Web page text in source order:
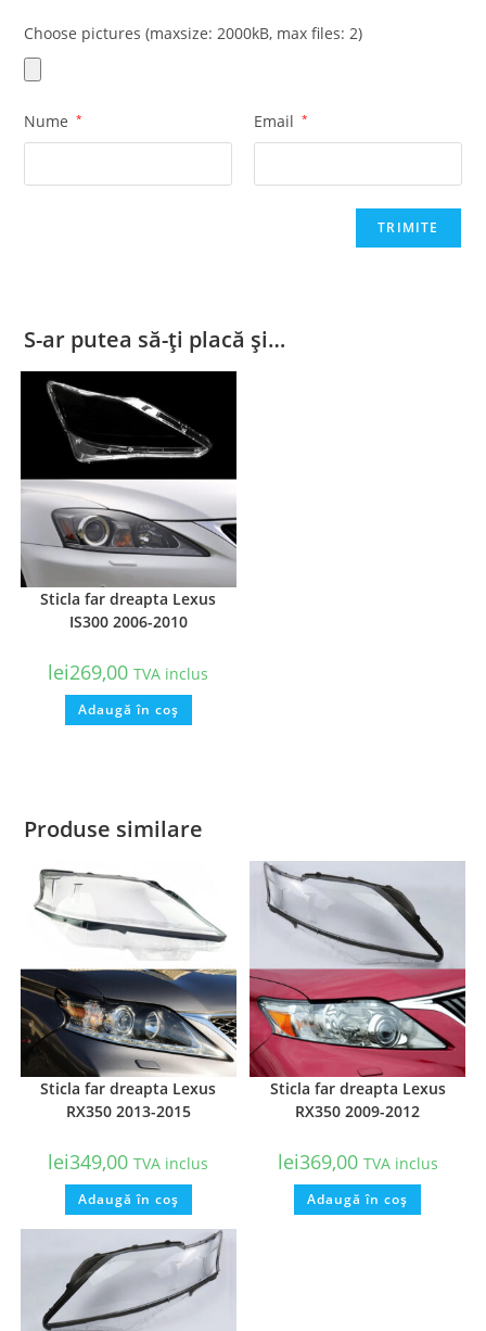
Choose pictures (maxsize: 2000kB, max files: 2)
Nume * Email *
S-ar putea să-ți placă și…
Sticla far dreapta Lexus
IS300 2006-2010
lei269,00 TVA inclus
Adaugă în coș
Produse similare
Sticla far dreapta Lexus
RX350 2013-2015
lei349,00 TVA inclus
Adaugă în coș
Sticla far dreapta Lexus
RX350 2009-2012
lei369,00 TVA inclus
Adaugă în coș